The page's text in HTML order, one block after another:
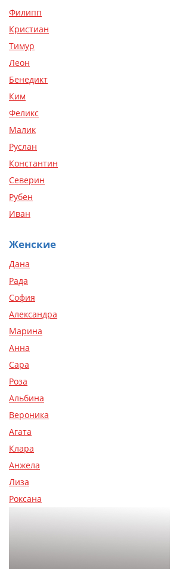
Филипп
Кристиан
Тимур
Леон
Бенедикт
Ким
Феликс
Малик
Руслан
Константин
Северин
Рубен
Иван
Женские
Дана
Рада
София
Александра
Марина
Анна
Сара
Роза
Альбина
Вероника
Агата
Клара
Анжела
Лиза
Роксана